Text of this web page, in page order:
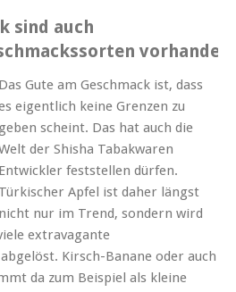
sind auch
vorhanden
Das Gute am Geschmack ist, dass
eigentlich keine Grenzen zu
geben scheint. Das hat auch die
der Shisha Tabakwaren
Entwickler feststellen dürfen.
Türkischer Apfel ist daher längst
nicht nur im Trend, sondern wird
extravagante
Kirsch-Banane oder auch
da zum Beispiel als kleine